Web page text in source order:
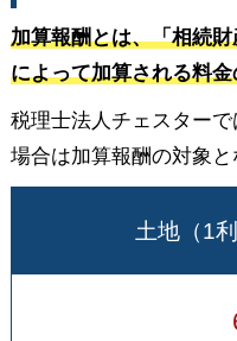
加算報酬とは、「相続
によって加算される料
税理士法人チェスター
場合は加算報酬の対象と
土地（1